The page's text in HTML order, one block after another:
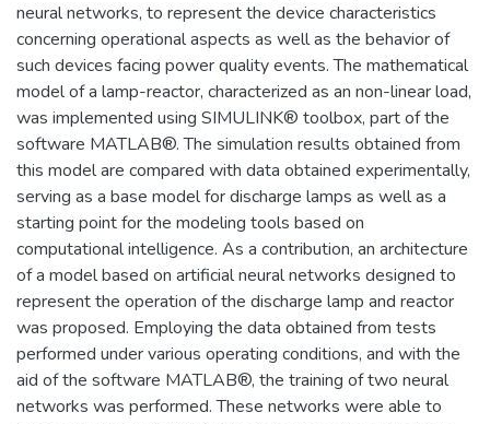
neural networks, to represent the device characteristics
concerning operational aspects as well as the behavior of
such devices facing power quality events. The mathematical
model of a lamp-reactor, characterized as an non-linear load,
was implemented using SIMULINK® toolbox, part of the
software MATLAB®. The simulation results obtained from
this model are compared with data obtained experimentally,
serving as a base model for discharge lamps as well as a
starting point for the modeling tools based on
computational intelligence. As a contribution, an architecture
of a model based on artificial neural networks designed to
represent the operation of the discharge lamp and reactor
was proposed. Employing the data obtained from tests
performed under various operating conditions, and with the
aid of the software MATLAB®, the training of two neural
networks was performed. These networks were able to